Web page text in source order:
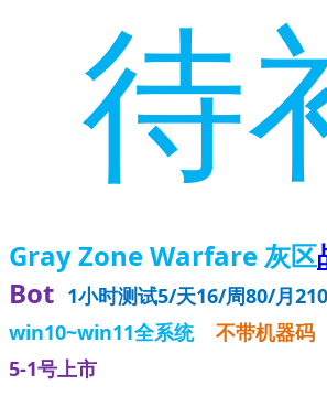
待
Gray Zone Warfare 灰区
Bot 1小时测试5/天16/周80/月
win10~win11全系统 不带机器码
5-1号上市